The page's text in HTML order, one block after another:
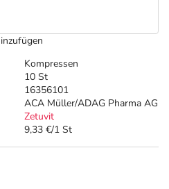
Kompressen
10 St
16356101
ACA Müller/ADAG Pharma AG
Zetuvit
9,33 €/1 St